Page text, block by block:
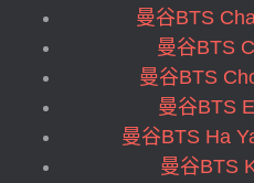
曼谷BTS
曼谷BTS
曼谷BTS
曼谷BTS
曼谷BTS Ha
曼谷BTS